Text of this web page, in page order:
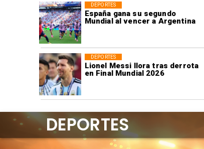
España gana su segundo
Mundial al vencer a Argentina
DEPORTES
Lionel Messi llora tras derrota
en Final Mundial 2026
DEPORTES
DEPORTES